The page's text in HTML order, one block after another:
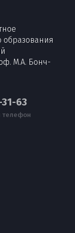
образования
М.А. Бонч-
31-63
телефон